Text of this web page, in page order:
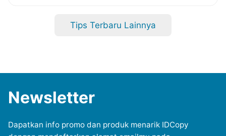
Tips Terbaru Lainnya
Newsletter
Dapatkan info promo dan produk menarik IDCopy